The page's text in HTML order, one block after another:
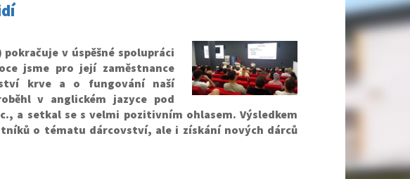
v úspěšné spolupráci
jsme pro její zaměstnance
krve a o fungování naší
v anglickém jazyce pod
a setkal se s velmi pozitivním ohlasem. Výsledkem
o tématu dárcovství, ale i získání nových dárců